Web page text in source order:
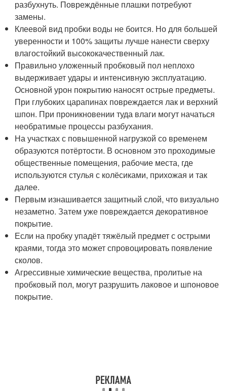
разбухнуть. Повреждённые плашки потребуют
замены.
Клеевой вид пробки воды не боится. Но для большей
уверенности и 100% защиты лучше нанести сверху
влагостойкий высококачественный лак.
Правильно уложенный пробковый пол неплохо
выдерживает удары и интенсивную эксплуатацию.
Основной урон покрытию наносят острые предметы.
При глубоких царапинах повреждается лак и верхний
шпон. При проникновении туда влаги могут начаться
необратимые процессы разбухания.
На участках с повышенной нагрузкой со временем
образуются потёртости. В основном это проходимые
общественные помещения, рабочие места, где
используются стулья с колёсиками, прихожая и так
далее.
Первым изнашивается защитный слой, что визуально
незаметно. Затем уже повреждается декоративное
покрытие.
Если на пробку упадёт тяжёлый предмет с острыми
краями, тогда это может спровоцировать появление
сколов.
Агрессивные химические вещества, пролитые на
пробковый пол, могут разрушить лаковое и шпоновое
покрытие.